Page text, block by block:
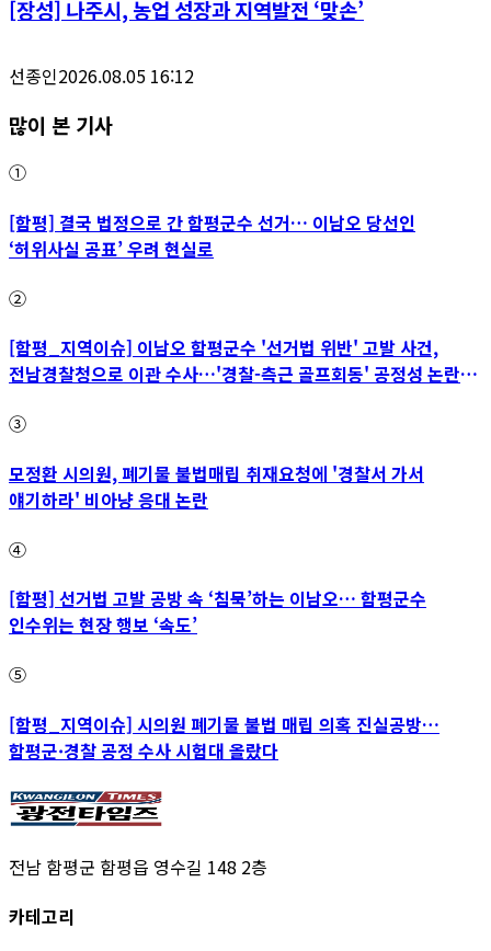
[장성] 나주시, 농업 성장과 지역발전 ‘맞손’
선종인2026.08.05 16:12
많이 본 기사
①
[함평] 결국 법정으로 간 함평군수 선거… 이남오 당선인
‘허위사실 공표’ 우려 현실로
②
[함평_지역이슈] 이남오 함평군수 '선거법 위반' 고발 사건,
전남경찰청으로 이관 수사…'경찰-측근 골프회동' 공정성 논란
③
모정환 시의원, 폐기물 불법매립 취재요청에 '경찰서 가서
얘기하라' 비아냥 응대 논란
④
[함평] 선거법 고발 공방 속 ‘침묵’하는 이남오… 함평군수
인수위는 현장 행보 ‘속도’
⑤
[함평_지역이슈] 시의원 폐기물 불법 매립 의혹 진실공방…
함평군·경찰 공정 수사 시험대 올랐다
전남 함평군 함평읍 영수길 148 2층
카테고리